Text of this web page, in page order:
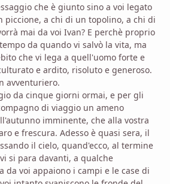
che è giunto sino a voi legato
piccione, a chi di un topolino, a chi di
mai da voi Ivan? E perchè proprio
da quando vi salvò la vita, ma
che vi lega a quell'uomo forte e
e ardito, risoluto e generoso.
avventuriero.
da cinque giorni ormai, e per gli
di viaggio un ameno
imminente, che alla vostra
e frescura. Adesso è quasi sera, il
il cielo, quand'ecco, al termine
si para davanti, a qualche
da voi appaiono i campi e le case di